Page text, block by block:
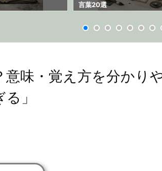
言葉20選
味・覚え方を分かり
」